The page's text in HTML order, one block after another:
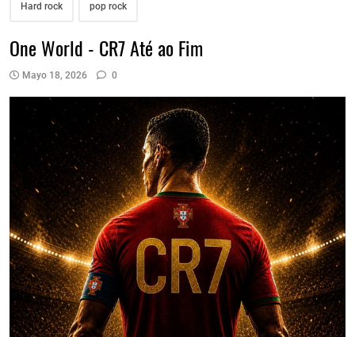
Hard rock pop rock
One World - CR7 Até ao Fim
Mayo 18, 2026 0